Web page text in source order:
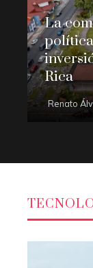
La
Rica
Renato